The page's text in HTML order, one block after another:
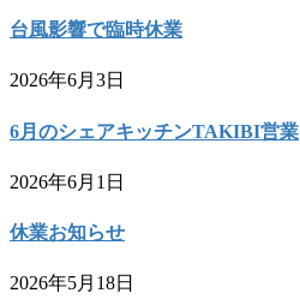
台風影響で臨時休業
2026年6月3日
6月のシェアキッチンTAKIBI営業
2026年6月1日
休業お知らせ
2026年5月18日